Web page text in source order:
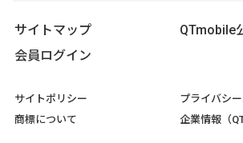
サイトマップ
QTmobile
会員ログイン
サイトポリシー
商標について
プライバシ
企業情報（